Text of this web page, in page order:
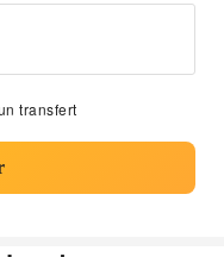
transfert